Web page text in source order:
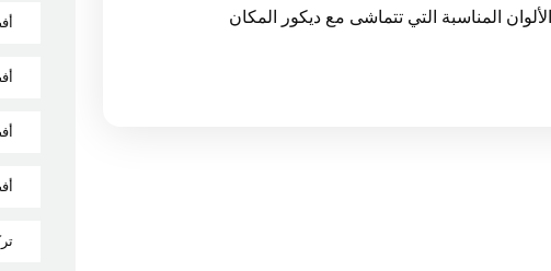
المناسبة التي تتماشى مع ديكور المكان